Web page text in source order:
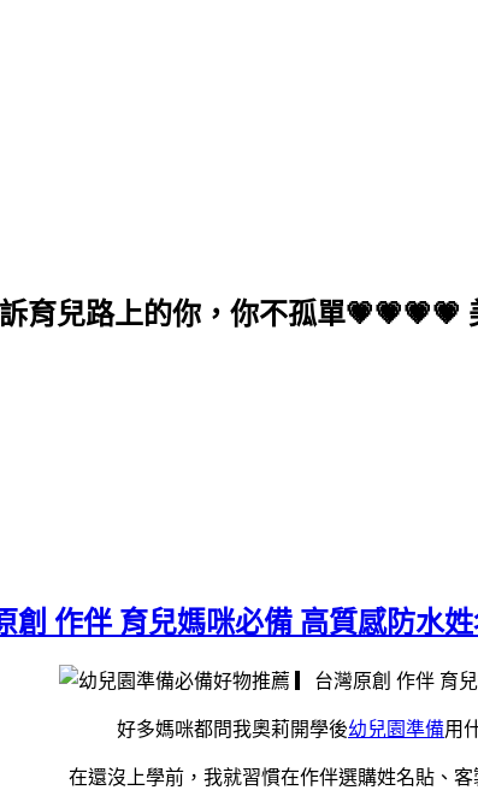
育兒路上的你，你不孤單💗💗💗💗
作伴 育兒媽咪必備 高質感防水
好多媽咪都問我奧莉開學後幼兒園準備用
在還沒上學前，我就習慣在作伴選購姓名貼、